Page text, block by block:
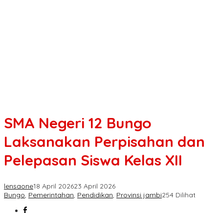
SMA Negeri 12 Bungo
Laksanakan Perpisahan dan
Pelepasan Siswa Kelas XII
lensaone18 April 202623 April 2026
Bungo, Pemerintahan, Pendidikan, Provinsi jambi254 Dilihat